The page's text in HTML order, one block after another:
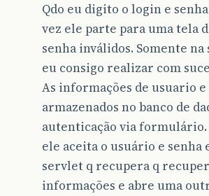
Qdo eu digito o login e
vez ele parte para uma tela
senha inválidos. Somente na
eu consigo realizar com
As informações de usuario e
armazenados no banco de
autenticação via
ele aceita o usuário e senha
servlet q recupera q
informações e abre uma